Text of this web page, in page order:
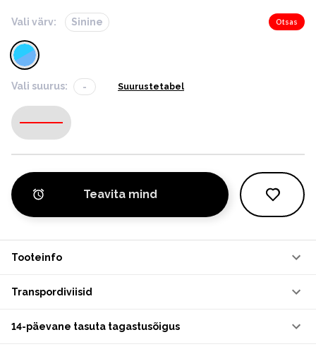
Vali värv: Sinine Otsas
Vali suurus: - Suurustetabel
-
Teavita mind
Tooteinfo
Transpordiviisid
14-päevane tasuta tagastusõigus